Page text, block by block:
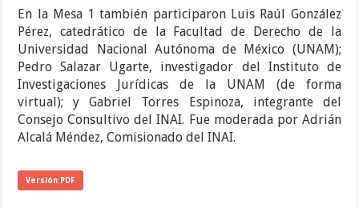
En la Mesa 1 también participaron Luis Raúl González
Pérez, catedrático de la Facultad de Derecho de la
Universidad Nacional Autónoma de México (UNAM);
Pedro Salazar Ugarte, investigador del Instituto de
Investigaciones Jurídicas de la UNAM (de forma
virtual); y Gabriel Torres Espinoza, integrante del
Consejo Consultivo del INAI. Fue moderada por Adrián
Alcalá Méndez, Comisionado del INAI.
Versión PDF